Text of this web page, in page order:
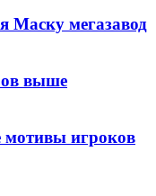
Маску мегазавод
выше
мотивы игроков